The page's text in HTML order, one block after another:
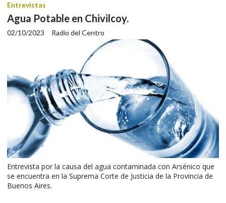
Agua Potable en Chivilcoy.
Radio del Centro
Entrevistas
02/10/2023
Entrevista por la causa del agua contaminada con Arsénico que
se encuentra en la Suprema Corte de Justicia de la Provincia de
Buenos Aires.